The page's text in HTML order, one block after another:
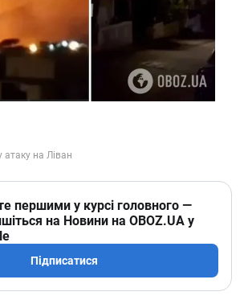
першими у курсі головного —
на Новини на OBOZ.UA у
Підписатися